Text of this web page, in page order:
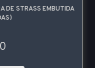
DE STRASS EMBUTIDA